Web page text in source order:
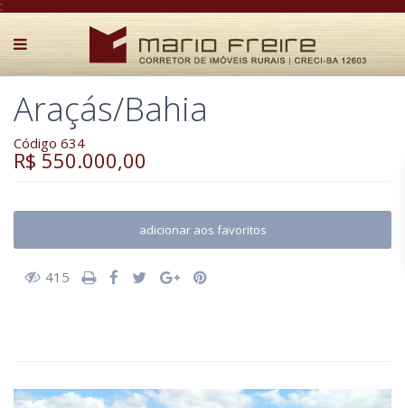
:
Araçás/Bahia
Código 634
R$ 550.000,00
adicionar aos favoritos
415